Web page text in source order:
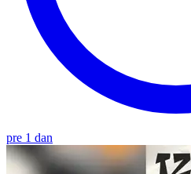
pre 1 dan